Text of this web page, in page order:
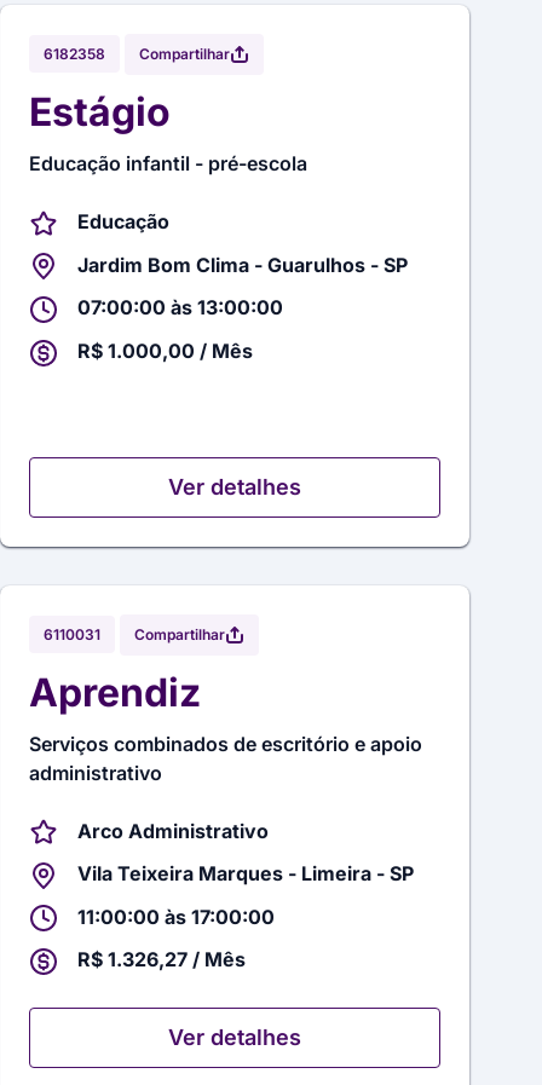
6182358 Compartilhar
Estágio
Educação infantil - pré-escola
Educação
Jardim Bom Clima - Guarulhos - SP
07:00:00 às 13:00:00
R$ 1.000,00 / Mês
Ver detalhes
6110031 Compartilhar
Aprendiz
Serviços combinados de escritório e apoio
administrativo
Arco Administrativo
Vila Teixeira Marques - Limeira - SP
11:00:00 às 17:00:00
R$ 1.326,27 / Mês
Ver detalhes